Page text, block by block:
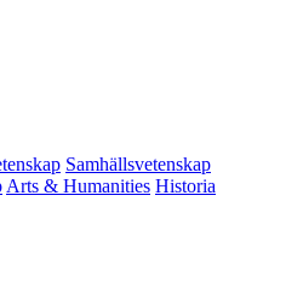
Samhällsvetenskap
Arts & Humanities Historia